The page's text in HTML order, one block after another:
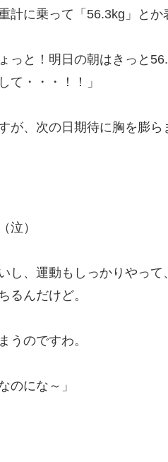
計に乗って「56.3kg」とか
っと！明日の朝はきっと
て・・・！！」
が、次の日期待に胸を膨
泣）
し、運動もしっかりやっ
るんだけど。
うのですわ。
のにな～」